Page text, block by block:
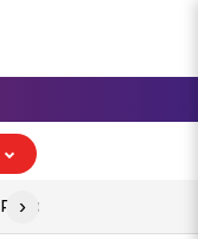
Piala Aff 2026
›